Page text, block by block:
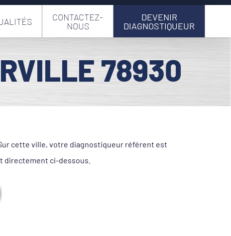
CONTACTEZ-
NOUS
DEVENIR
DIAGNOSTIQUEUR
78930
cette ville, votre diagnostiqueur référent est
directement ci-dessous.